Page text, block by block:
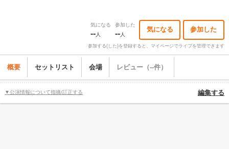
気になる
--人
参加した
--人
気になる 参加した
参加する(した)を登録すると、マイページでライブを管理できます
概要 セットリスト 会場 レビュー（--件）
▼公演情報について指摘/訂正する 編集する